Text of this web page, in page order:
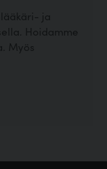
ja
Hoidamme
Myös